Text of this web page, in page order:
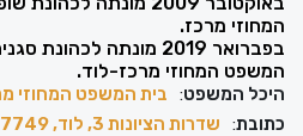
המחוזי מרכז.
בפברואר 2019 מונתה
המשפט המחוזי מרכז-לוד.
היכל המשפט:
בית המשפט המחוזי
כתובת:
שדרות הציונות 3, לוד, 7127749